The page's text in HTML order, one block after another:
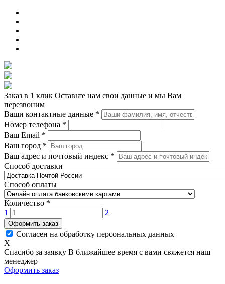
Заказ в 1 клик Оставьте нам свои данные и мы Вам
перезвоним
Ваши контактные данные *
Номер телефона *
Ваш Email *
Ваш город *
Ваш адрес и почтовый индекс *
Способ доставки
Способ оплаты
Количество *
1
2
Оформить заказ
Согласен на обработку персональных данных
X
Спасибо за заявку В ближайшее время с вами свяжется наш
менеджер
Оформить заказ